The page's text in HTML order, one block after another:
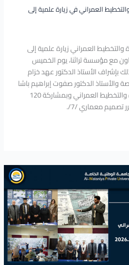
العمراني في زيارة علمية إلى
العمراني زيارة علمية إلى
مع مؤسسة تراثنا، يوم الخميس
9 نيسان 2026 وذلك بإشراف الأستاذ الدكتور عهد خزام
والأستاذ الدكتور صفوت إبراهيم باشا
عميد كلية هندسة العمارة والتخطيط العمراني وبمشاركة 120
تصميم معماري /7/.